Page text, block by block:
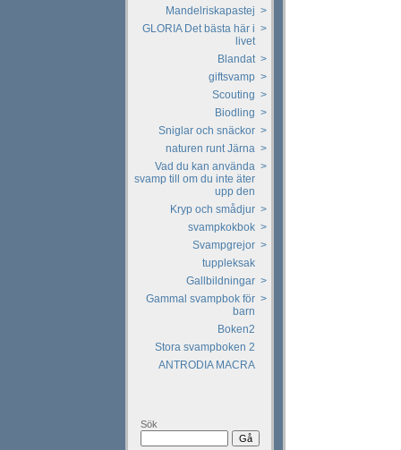
Mandelriskapastej >
GLORIA Det bästa här i
livet
>
Blandat >
giftsvamp >
Scouting >
Biodling >
Sniglar och snäckor >
naturen runt Järna >
Vad du kan använda
svamp till om du inte äter
upp den
>
Kryp och smådjur >
svampkokbok >
Svampgrejor >
tuppleksak
Gallbildningar >
Gammal svampbok för
barn
>
Boken2
Stora svampboken 2
ANTRODIA MACRA
Sök